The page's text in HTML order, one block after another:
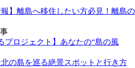
報】離島へ移住したい方必見！離島の
プロジェクト】あなたの“島の風
の島を巡る絶景スポットと行き方